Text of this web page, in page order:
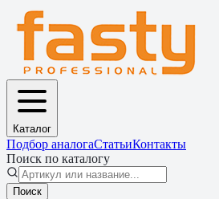
Каталог
Подбор аналогаСтатьиКонтакты
Поиск по каталогу
Поиск